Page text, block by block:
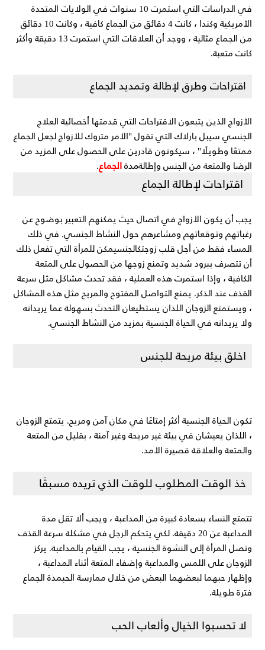
في الدراسات التي استمرت 10 سنوات في الولايات المتحدة
الأمريكية وكندا ، كانت 4 دقائق من الجماع كافية ، وكانت 10 دقائق
من الجماع مثالية ، ووجد أن العلاقات التي استمرت 13 دقيقة وأكثر
كانت متعبة.
اقتراحات وطرق لإطالة وتمديد الجماع
الأزواج الذين يتبعون الاقتراحات التي قدمتها أخصائية العلاج
الجنسي سيبل بارلاك التي تقول "الأمر متروك للأزواج لجعل الجماع
ممتعًا وطويلًا" ، سيكونون قادرين على الحصول على المزيد من
الرضا والمتعة من الجنس وإطالةمدةالجماع.
اقتراحات لإطالة الجماع
يجب أن يكون الأزواج في اتصال حيث يمكنهم التعبير بوضوح عن
رغباتهم وتوقعاتهم ومشاعرهم حول النشاط الجنسي. في ذلك
المساء فقط من أجل قلب زوجتكالجنسيمكن للمرأة التي تفعل ذلك
أن تتصرف ببرود شديد وتمنع زوجها من الحصول على المتعة
الكافية ، وإذا استمرت هذه العملية ، فقد تحدث مشاكل مثل سرعة
القذف عند الذكر. يمنع التواصل المفتوح والمريح مثل هذه المشاكل
، ويستمتع الزوجان اللذان يستطيعان التحدث بسهولة عما يريدانه
ولا يريدانه في الحياة الجنسية بمزيد من النشاط الجنسي.
اخلق بيئة مريحة للجنس
تكون الحياة الجنسية أكثر إمتاعًا في مكان آمن ومريح. يتمتع الزوجان
، اللذان يعيشان في بيئة غير مريحة وغير آمنة ، بقليل من المتعة
والمتعة والعلاقة قصيرة الأمد.
خذ الوقت المطلوب للوقت الذي تريده مسبقًا
تتمتع النساء بسعادة كبيرة من المداعبة ، ويجب ألا تقل مدة
المداعبة عن 20 دقيقة. لكي يتحكم الرجل في مشكلة سرعة القذف
وتصل المرأة إلى النشوة الجنسية ، يجب القيام بالمداعبة. يركز
الزوجان على اللمس والمداعبة وإضفاء المتعة أثناء المداعبة ،
وإظهار حبهما لبعضهما البعض من خلال ممارسة الحبمدة الجماع
فترة طويلة.
لا تحسبوا الخيال وألعاب الحب